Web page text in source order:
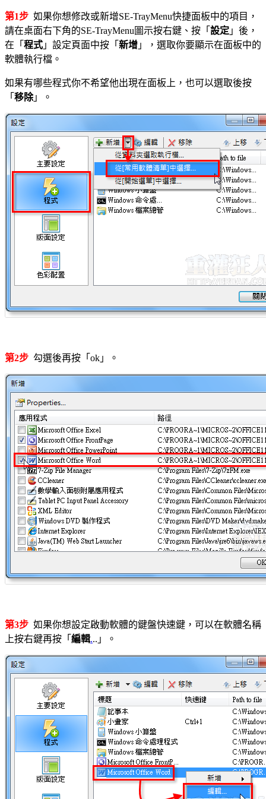
第1步 如果你想修改或新增SE-TrayMenu快捷面板中的項目，
請在桌面右下角的SE-TrayMenu圖示按右鍵、按「 設定 」後，
在「 程式 」設定頁面中按「 新增 」，選取你要顯示在面板中的
軟體執行檔。
如果有哪些程式你不希望他出現在面板上，也可以選取後按
「 移除」。
第2步 勾選後再按「ok」。
第3步 如果你想設定啟動軟體的鍵盤快速鍵，可以在軟體名稱
上按右鍵再按「 編輯...」。